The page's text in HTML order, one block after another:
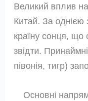
Великий вплив
Китай. За однією
країну сонця,
звідти.
півонія, тигр)
Основні